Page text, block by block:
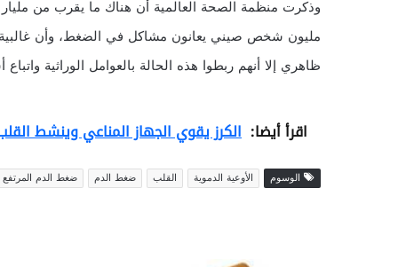
مليون شخص صيني يعانون مشاكل في الضغط، وأن
ظاهري إلا أنهم ربطوا هذه الحالة بالعوامل الوراثية
اقرأ أيضا: الكرز يقوي الجهاز المناعي وينشط
الوسوم الأوعية الدموية القلب ضغط الدم ضغط الدم المرتفع